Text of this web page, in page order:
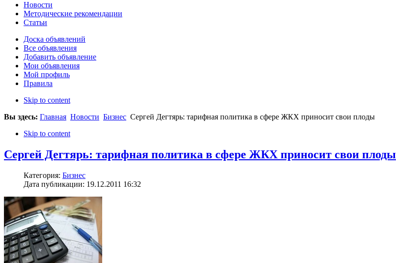
Новости
Методические рекомендации
Статьи
Доска объявлений
Все объявления
Добавить объявление
Мои объявления
Мой профиль
Правила
Skip to content
Вы здесь: Главная Новости Бизнес Сергей Дегтярь: тарифная политика в сфере ЖКХ приносит свои плоды
Skip to content
Сергей Дегтярь: тарифная политика в сфере ЖКХ приносит свои плоды
Категория: Бизнес
Дата публикации: 19.12.2011 16:32